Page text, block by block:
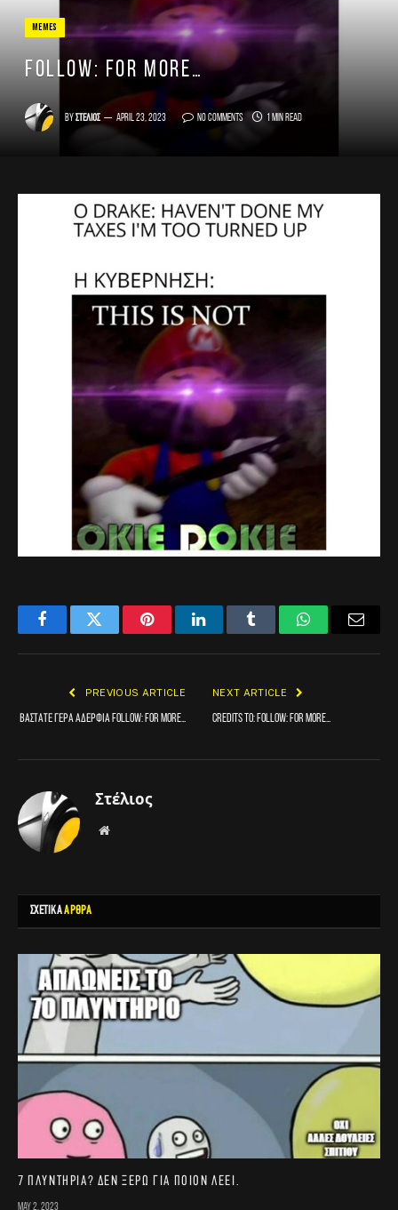
MEMES
FOLLOW: for more…
By Στέλιος April 23, 2023 No Comments 1 Min Read
FacebookTwitter PinterestLinkedInTumblr WhatsApp
PREVIOUS ARTICLE
Βαστατε γερα αδερφια FOLLOW: for more…
NEXT ARTICLE
Credits to: FOLLOW: for more…
Στέλιος
Website
ΣΧΕΤΙΚΑΑΡΘΡΑ
7 πλυντήρια? Δεν ξέρω για ποιον λέει.
May 2, 2023